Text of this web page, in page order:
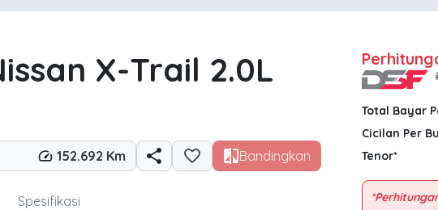
X-Trail 2.0L
152.692 Km Bandingkan
Spesifikasi
Total Bayar
Cicilan Per
Tenor*